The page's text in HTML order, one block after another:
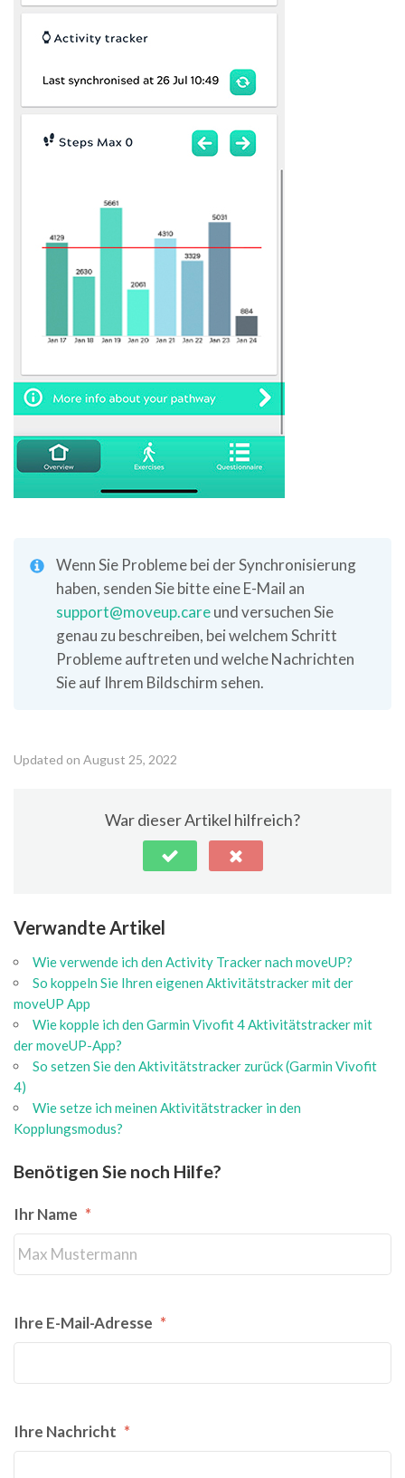
Wenn Sie Probleme bei der Synchronisierung
haben, senden Sie bitte eine E-Mail an
support@moveup.careund versuchen Sie
genau zu beschreiben, bei welchem Schritt
Probleme auftreten und welche Nachrichten
Sie auf Ihrem Bildschirm sehen.
Updated on August 25, 2022
War dieser Artikel hilfreich?
Verwandte Artikel
Wie verwende ich den Activity Tracker nach moveUP?
So koppeln Sie Ihren eigenen Aktivitätstracker mit der
moveUP App
Wie kopple ich den Garmin Vivofit 4 Aktivitätstracker mit
der moveUP-App?
So setzen Sie den Aktivitätstracker zurück (Garmin Vivofit
4)
Wie setze ich meinen Aktivitätstracker in den
Kopplungsmodus?
Benötigen Sie noch Hilfe?
Ihr Name *
Ihre E-Mail-Adresse *
Ihre Nachricht *